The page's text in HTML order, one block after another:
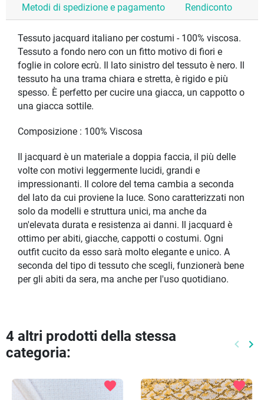
Metodi di spedizione e pagamento Rendiconto
Tessuto jacquard italiano per costumi - 100% viscosa.
Tessuto a fondo nero con un fitto motivo di fiori e
foglie in colore ecrù. Il lato sinistro del tessuto è nero. Il
tessuto ha una trama chiara e stretta, è rigido e più
spesso. È perfetto per cucire una giacca, un cappotto o
una giacca sottile.
Composizione : 100% Viscosa
Il jacquard è un materiale a doppia faccia, il più delle
volte con motivi leggermente lucidi, grandi e
impressionanti. Il colore del tema cambia a seconda
del lato da cui proviene la luce. Sono caratterizzati non
solo da modelli e struttura unici, ma anche da
un'elevata durata e resistenza ai danni. Il jacquard è
ottimo per abiti, giacche, cappotti o costumi. Ogni
outfit cucito da esso sarà molto elegante e unico. A
seconda del tipo di tessuto che scegli, funzionerà bene
per gli abiti da sera, ma anche per l'uso quotidiano.
4 altri prodotti della stessa
categoria:
keyboard_arrow_left keyboard_arrow_right
favorite favorite